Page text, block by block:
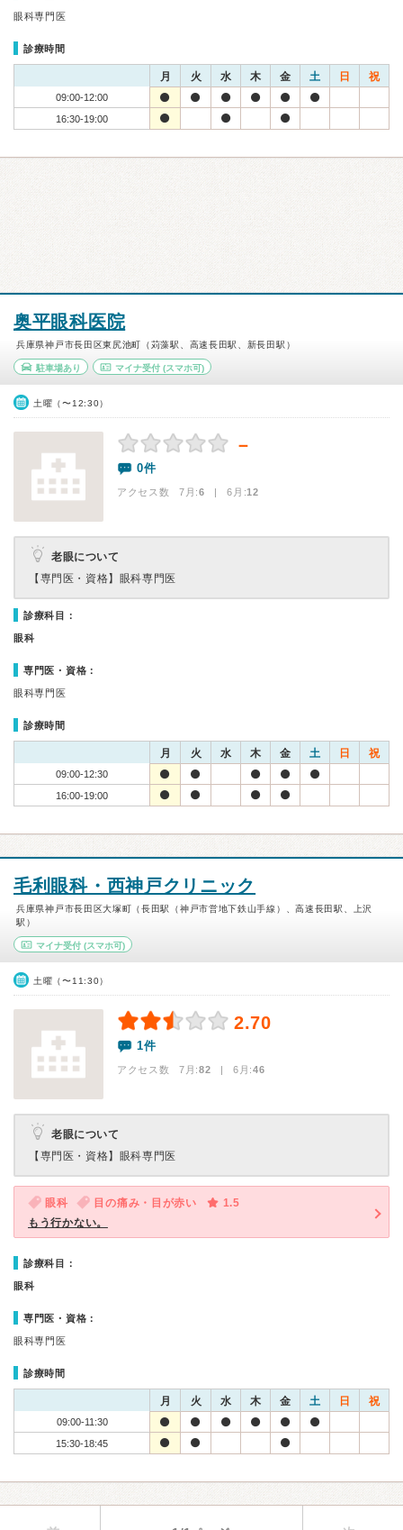
眼科専門医
診療時間
月 火 水 木 金 土 日 祝
09:00-12:00
16:30-19:00
奥平眼科医院
兵庫県神戸市長田区東尻池町（苅藻駅、高速長田駅、新長田駅）
駐車場あり マイナ受付(スマホ可)
土曜（〜12:30）
－
0件
アクセス数 7月:6 | 6月:12
老眼について
【専門医・資格】 眼科専門医
診療科目：
眼科
専門医・資格：
眼科専門医
診療時間
月 火 水 木 金 土 日 祝
09:00-12:30
16:00-19:00
毛利眼科・西神戸クリニック
兵庫県神戸市長田区大塚町（長田駅（神戸市営地下鉄山手線）、高速長田駅、上沢
駅）
マイナ受付 (スマホ可)
土曜（〜11:30）
2.70
1件
アクセス数 7月:82 | 6月:46
老眼について
【専門医・資格】 眼科専門医
眼科 目の痛み・目が赤い
1.5
もう行かない。
診療科目：
眼科
専門医・資格：
眼科専門医
診療時間
月 火 水 木 金 土 日 祝
09:00-11:30
15:30-18:45